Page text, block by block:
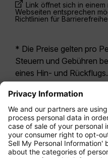
Link öffnet sich in
Webseiten entsprechen
Richtlinien für
* Die Preise gelten pro
Steuern und Gebühren
eines Hin- und
möglicherweise nicht
Economy Class
sich i.d.R. um Economy
Tarifoption. Es können
fürAufgabegepäck